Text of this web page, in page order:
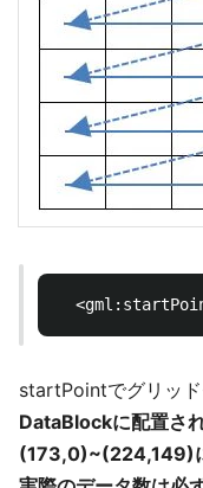
startPointでグリッド
DataBlockに配置さ
(173,0)~(224,149)